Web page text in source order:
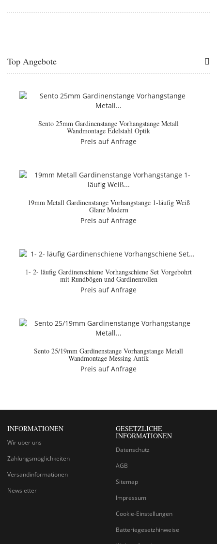
Top Angebote
Sento 25mm Gardinenstange Vorhangstange Metall
Wandmontage Edelstahl Optik
Preis auf Anfrage
19mm Metall Gardinenstange Vorhangstange 1-läufig Weiß
Glanz Modern
Preis auf Anfrage
1- 2- läufig Gardinenschiene Vorhangschiene Set Vorgebohrt
mit Rundbögen und Gardinenrollen
Preis auf Anfrage
Sento 25/19mm Gardinenstange Vorhangstange Metall
Wandmontage Messing Antik
Preis auf Anfrage
INFORMATIONEN
Wir über uns
Zahlungsmöglichkeiten
Versandinformationen
Newsletter
GESETZLICHE
INFORMATIONEN
Datenschutz
AGB
Sitemap
Impressum
Cookie-Einstellungen
Batteriegesetzhinweise